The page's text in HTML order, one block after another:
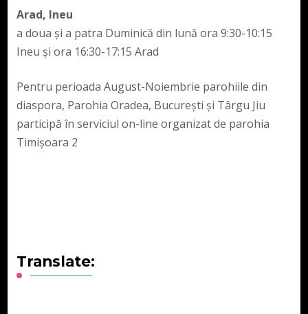
Arad, Ineu
a doua și a patra Duminică din lună ora 9:30-10:15
Ineu și ora 16:30-17:15 Arad
Pentru perioada August-Noiembrie parohiile din
diaspora, Parohia Oradea, București și Târgu Jiu
participă în serviciul on-line organizat de parohia
Timișoara 2
Translate: